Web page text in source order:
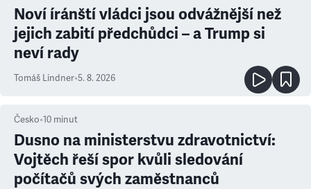
Noví íránští vládci jsou odvážnější než
jejich zabití předchůdci – a Trump si
neví rady
Tomáš Lindner•5. 8. 2026
Česko•10 minut
Dusno na ministerstvu zdravotnictví:
Vojtěch řeší spor kvůli sledování
počítačů svých zaměstnanců